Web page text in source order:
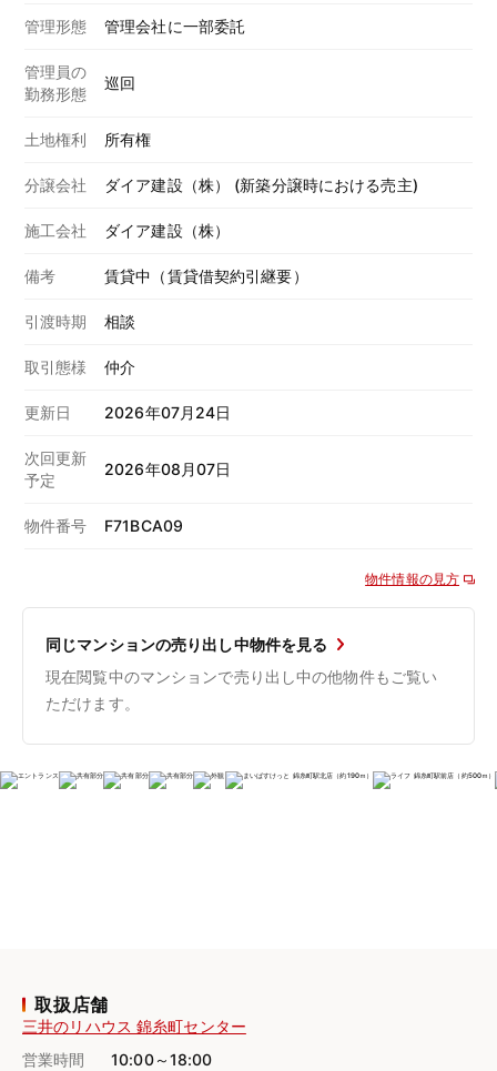
管理形態 管理会社に一部委託
管理員の
勤務形態
巡回
土地権利 所有権
分譲会社 ダイア建設（株） (新築分譲時における売主)
施工会社 ダイア建設（株）
備考 賃貸中（賃貸借契約引継要）
引渡時期 相談
取引態様 仲介
更新日 2026年07月24日
次回更新
予定
2026年08月07日
物件番号 F71BCA09
物件情報の見方
同じマンションの売り出し中物件を見る
現在閲覧中のマンションで売り出し中の他物件もご覧い
ただけます。
取扱店舗
三井のリハウス 錦糸町センター
営業時間
10:00～18:00